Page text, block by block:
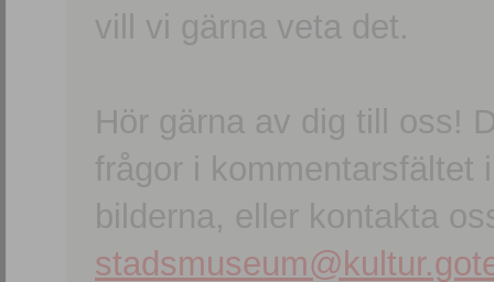
vill vi gärna veta det.
Hör gärna av dig till oss!
frågor i kommentarsfältet
bilderna, eller kontakta